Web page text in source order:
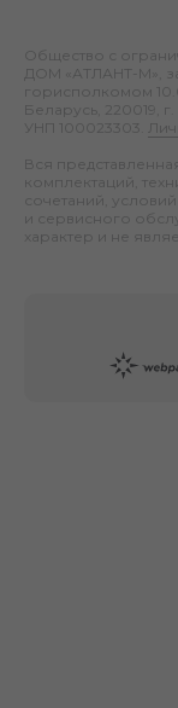
Общество с
ДОМ «АТЛАНТ-М»,
горисполкомом
Беларусь, 220019,
УНП 100023303.
Вся
комплектаций,
сочетаний,
и сервисного
характер и не